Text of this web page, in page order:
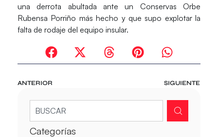
una derrota abultada ante un Conservas Orbe
Rubensa Porriño más hecho y que supo explotar la
falta de rodaje del equipo insular.
ANTERIOR SIGUIENTE
Categorías